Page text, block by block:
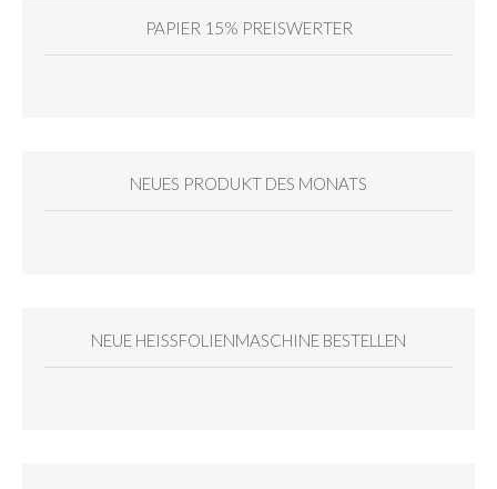
PAPIER 15% PREISWERTER
NEUES PRODUKT DES MONATS
NEUE HEISSFOLIENMASCHINE BESTELLEN